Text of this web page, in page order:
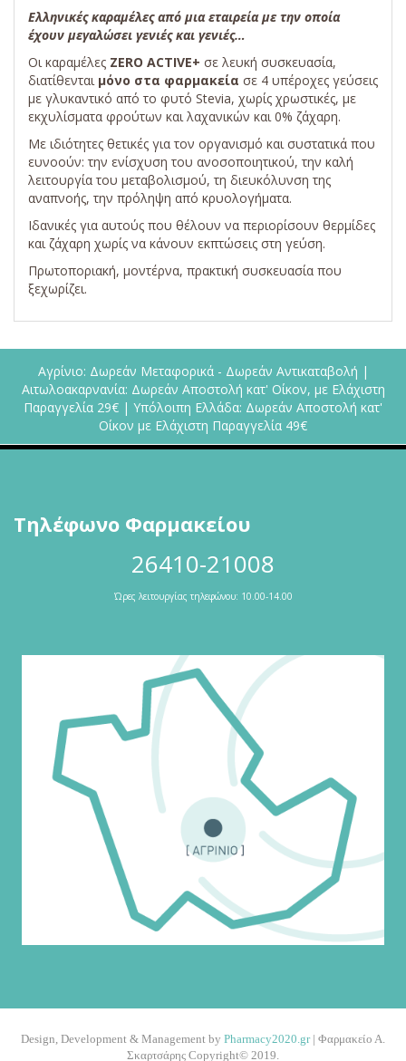
Ελληνικές καραμέλες από μια εταιρεία με την οποία
έχουν μεγαλώσει γενιές και γενιές…
Οι καραμέλες ZERO ACTIVE+ σε λευκή συσκευασία,
διατίθενται μόνο στα φαρμακεία σε 4 υπέροχες γεύσεις
με γλυκαντικό από το φυτό Stevia, χωρίς χρωστικές, με
εκχυλίσματα φρούτων και λαχανικών και 0% ζάχαρη.
Με ιδιότητες θετικές για τον οργανισμό και συστατικά που
ευνοούν: την ενίσχυση του ανοσοποιητικού, την καλή
λειτουργία του μεταβολισμού, τη διευκόλυνση της
αναπνοής, την πρόληψη από κρυολογήματα.
Ιδανικές για αυτούς που θέλουν να περιορίσουν θερμίδες
και ζάχαρη χωρίς να κάνουν εκπτώσεις στη γεύση.
Πρωτοποριακή, μοντέρνα, πρακτική συσκευασία που
ξεχωρίζει.
Αγρίνιο: Δωρεάν Μεταφορικά - Δωρεάν Αντικαταβολή |
Αιτωλοακαρνανία: Δωρεάν Αποστολή κατ' Οίκον, με Ελάχιστη
Παραγγελία 29€ | Υπόλοιπη Ελλάδα: Δωρεάν Αποστολή κατ'
Οίκον με Ελάχιστη Παραγγελία 49€
Τηλέφωνο Φαρμακείου
26410-21008
Ώρες λειτουργίας τηλεφώνου: 10.00-14.00
Design, Development & Management by Pharmacy2020.gr| Φαρμακείο Α.
Σκαρτσάρης Copyright© 2019.